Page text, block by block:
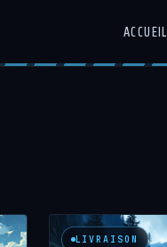
ACCUEIL
LIVRAISON